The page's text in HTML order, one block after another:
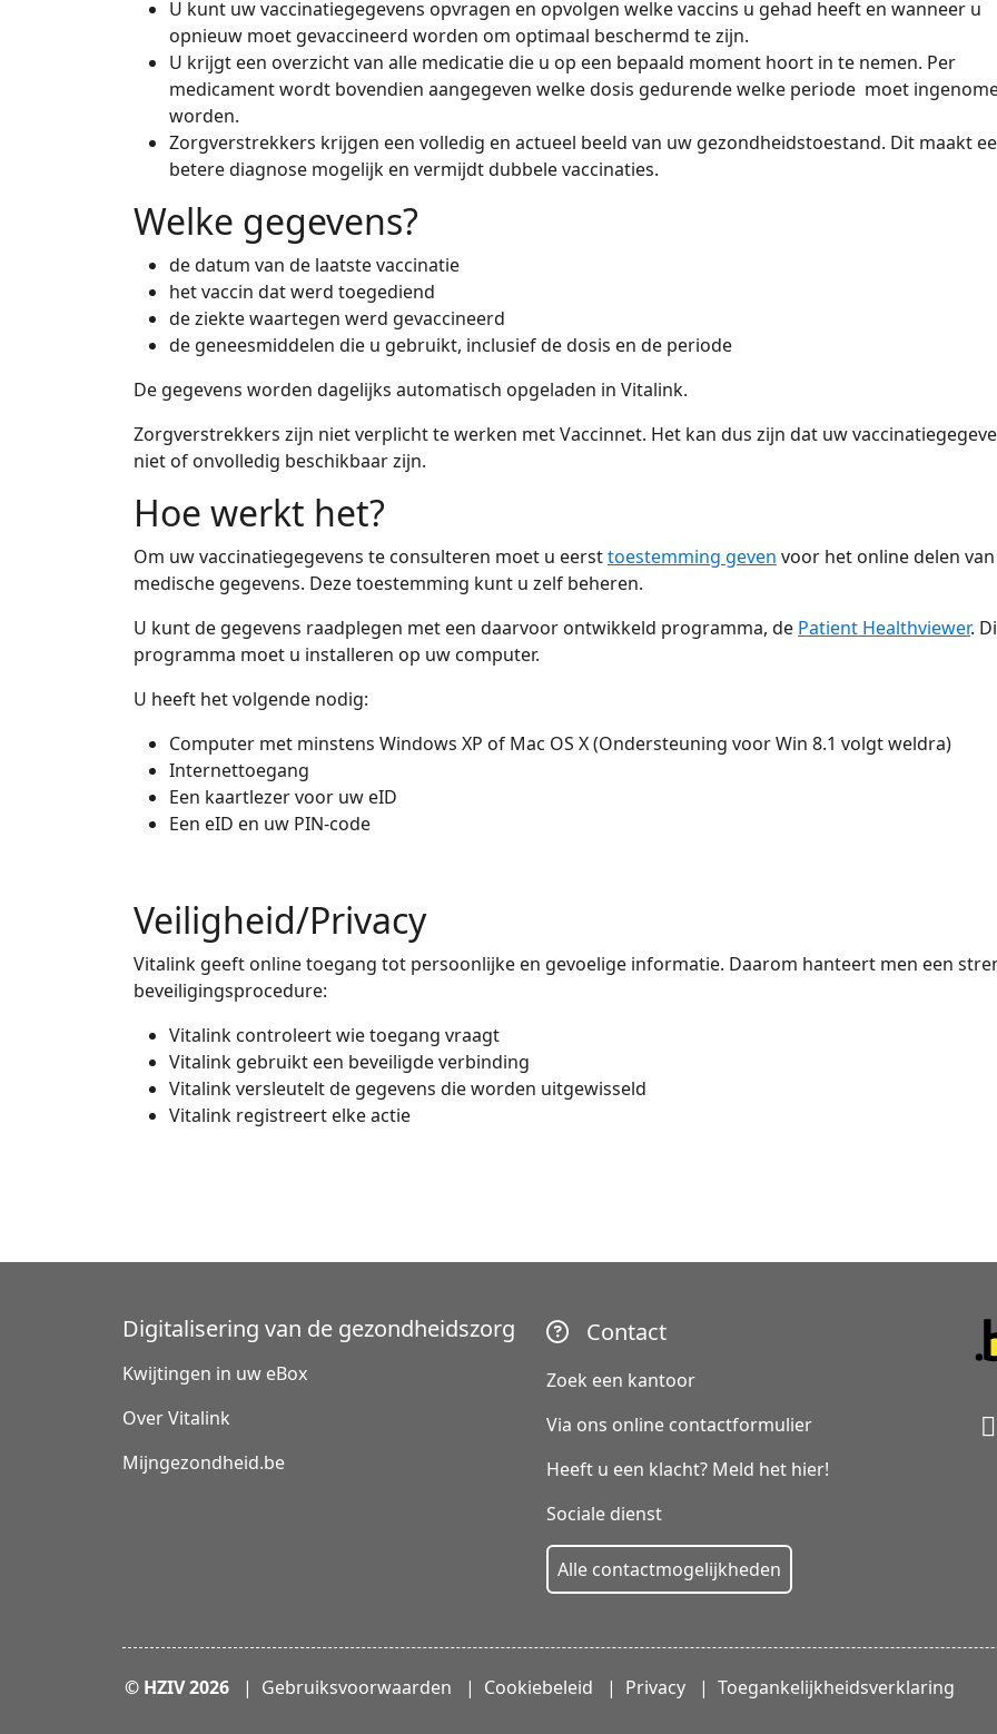
U kunt uw vaccinatiegegevens opvragen en opvolgen welke vaccins u gehad heeft en wanneer u
opnieuw moet gevaccineerd worden om optimaal beschermd te zijn.
U krijgt een overzicht van alle medicatie die u op een bepaald moment hoort in te nemen. Per
medicament wordt bovendien aangegeven welke dosis gedurende welke periode moet
worden.
Zorgverstrekkers krijgen een volledig en actueel beeld van uw gezondheidstoestand. Dit maakt
betere diagnose mogelijk en vermijdt dubbele vaccinaties.
Welke gegevens?
de datum van de laatste vaccinatie
het vaccin dat werd toegediend
de ziekte waartegen werd gevaccineerd
de geneesmiddelen die u gebruikt, inclusief de dosis en de periode
De gegevens worden dagelijks automatisch opgeladen in Vitalink.
Zorgverstrekkers zijn niet verplicht te werken met Vaccinnet. Het kan dus zijn dat uw
niet of onvolledig beschikbaar zijn.
Hoe werkt het?
Om uw vaccinatiegegevens te consulteren moet u eersttoestemming geven voor het online delen
medische gegevens. Deze toestemming kunt u zelf beheren.
U kunt de gegevens raadplegen met een daarvoor ontwikkeld programma, de Patient Healthviewer.
programma moet u installeren op uw computer.
U heeft het volgende nodig:
Computer met minstens Windows XP of Mac OS X (Ondersteuning voor Win 8.1 volgt weldra)
Internettoegang
Een kaartlezer voor uw eID
Een eID en uw PIN-code
Veiligheid/Privacy
Vitalink geeft online toegang tot persoonlijke en gevoelige informatie. Daarom hanteert men een
beveiligingsprocedure:
Vitalink controleert wie toegang vraagt
Vitalink gebruikt een beveiligde verbinding
Vitalink versleutelt de gegevens die worden uitgewisseld
Vitalink registreert elke actie
Digitalisering van de gezondheidszorg
Kwijtingen in uw eBox
Over Vitalink
Mijngezondheid.be
Contact
Zoek een kantoor
Via ons online contactformulier
Heeft u een klacht? Meld het hier!
Sociale dienst
Alle contactmogelijkheden
Voet
© HZIV 2026 Gebruiksvoorwaarden Cookiebeleid Privacy Toegankelijkheidsverklaring